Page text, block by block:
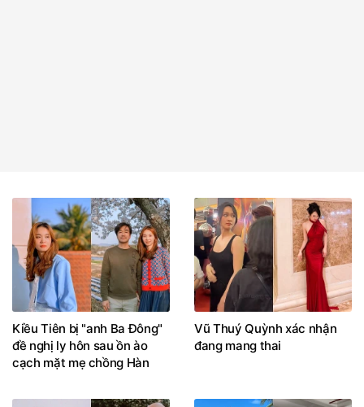
Kiều Tiên bị "anh Ba Đông"
đề nghị ly hôn sau ồn ào
cạch mặt mẹ chồng Hàn
Vũ Thuý Quỳnh xác nhận
đang mang thai